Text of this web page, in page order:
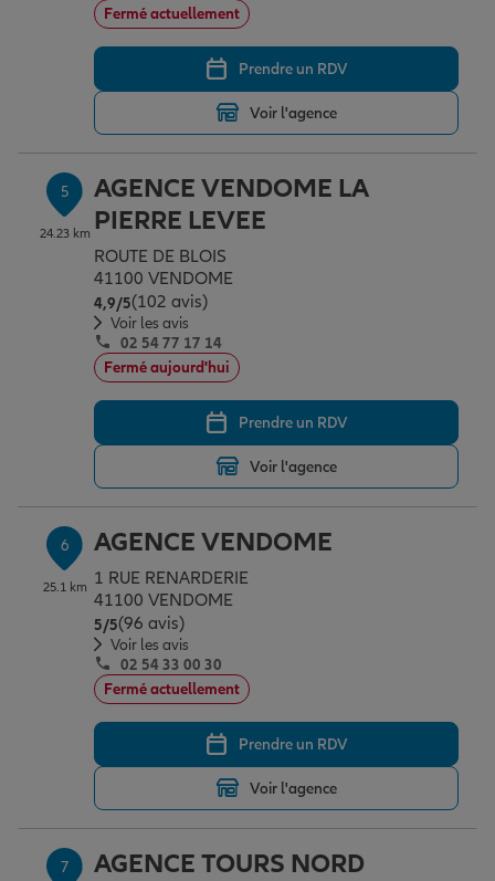
Fermé actuellement
Prendre un RDV
Voir l'agence
5
24.23 km
AGENCE VENDOME LA
PIERRE LEVEE
ROUTE DE BLOIS
41100 VENDOME
4,9/5Note de 4.9 sur 5
(102 avis)
Voir les avis
02 54 77 17 14
Fermé aujourd'hui
Prendre un RDV
Voir l'agence
6
25.1 km
AGENCE VENDOME
1 RUE RENARDERIE
41100 VENDOME
5/5Note de 5 sur 5
(96 avis)
Voir les avis
02 54 33 00 30
Fermé actuellement
Prendre un RDV
Voir l'agence
7 AGENCE TOURS NORD